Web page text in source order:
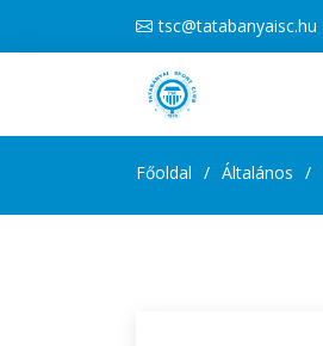
tsc@tatabanyaisc.hu
Főoldal Általános